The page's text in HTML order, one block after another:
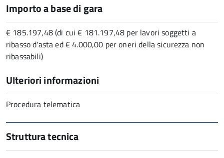
Importo a base di gara
€ 185.197,48 (di cui € 181.197,48 per lavori soggetti a
ribasso d'asta ed € 4.000,00 per oneri della sicurezza non
ribassabili)
Ulteriori informazioni
Procedura telematica
Struttura tecnica